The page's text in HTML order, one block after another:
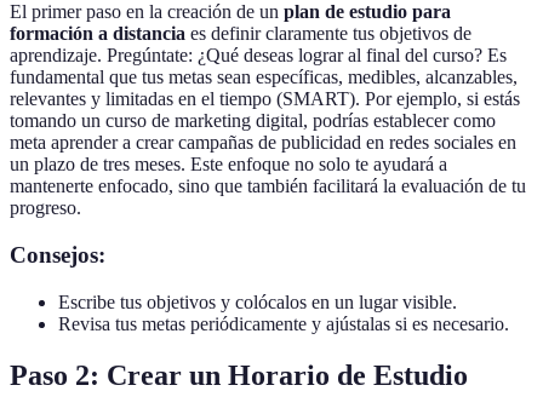
El primer paso en la creación de un plan de estudio para
formación a distancia es definir claramente tus objetivos de
aprendizaje. Pregúntate: ¿Qué deseas lograr al final del curso? Es
fundamental que tus metas sean específicas, medibles, alcanzables,
relevantes y limitadas en el tiempo (SMART). Por ejemplo, si estás
tomando un curso de marketing digital, podrías establecer como
meta aprender a crear campañas de publicidad en redes sociales en
un plazo de tres meses. Este enfoque no solo te ayudará a
mantenerte enfocado, sino que también facilitará la evaluación de tu
progreso.
Consejos:
Escribe tus objetivos y colócalos en un lugar visible.
Revisa tus metas periódicamente y ajústalas si es necesario.
Paso 2: Crear un Horario de Estudio